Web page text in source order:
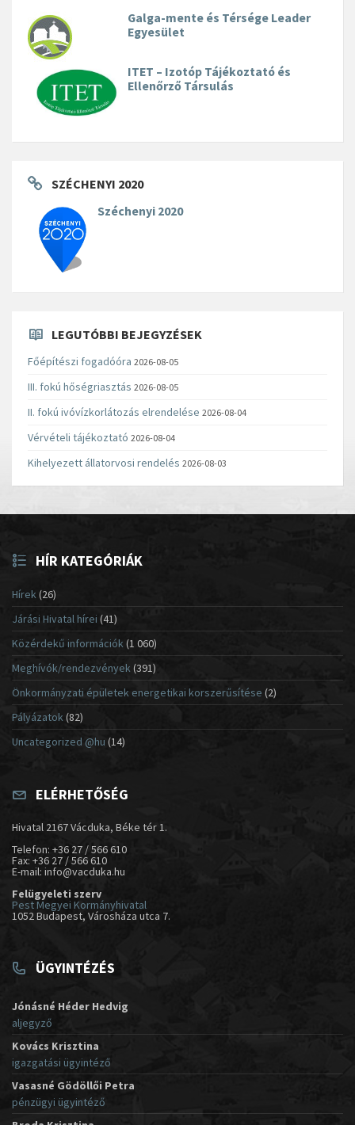
Galga-mente és Térsége Leader
Egyesület
ITET – Izotóp Tájékoztató és
Ellenőrző Társulás
SZÉCHENYI 2020
Széchenyi 2020
LEGUTÓBBI BEJEGYZÉSEK
Főépítészi fogadóóra 2026-08-05
III. fokú hőségriasztás 2026-08-05
II. fokú ivóvízkorlátozás elrendelése 2026-08-04
Vérvételi tájékoztató 2026-08-04
Kihelyezett állatorvosi rendelés 2026-08-03
HÍR KATEGÓRIÁK
Hírek(26)
Járási Hivatal hírei (41)
Közérdekű információk(1 060)
Meghívók/rendezvények (391)
Önkormányzati épületek energetikai korszerűsítése (2)
Pályázatok (82)
Uncategorized @hu (14)
ELÉRHETŐSÉG
Hivatal 2167 Vácduka, Béke tér 1.
Telefon: +36 27 / 566 610
Fax: +36 27 / 566 610
E-mail: info@vacduka.hu
Felügyeleti szerv
Pest Megyei Kormányhivatal
1052 Budapest, Városháza utca 7.
ÜGYINTÉZÉS
Jónásné Héder Hedvig
aljegyző
Kovács Krisztina
igazgatási ügyintéző
Vasasné Gödöllői Petra
pénzügyi ügyintéző